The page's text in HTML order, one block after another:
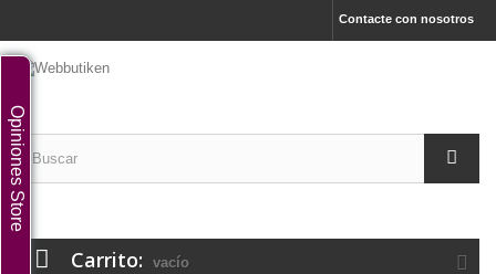
Contacte con nosotros
Carrito: vacío
Opiniones Store